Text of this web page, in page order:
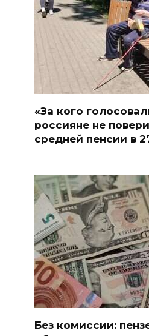
«За кого
россияне не
средней пенсии в
Без комиссии: